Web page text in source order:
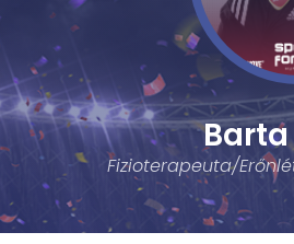
Fizioterapeuta/